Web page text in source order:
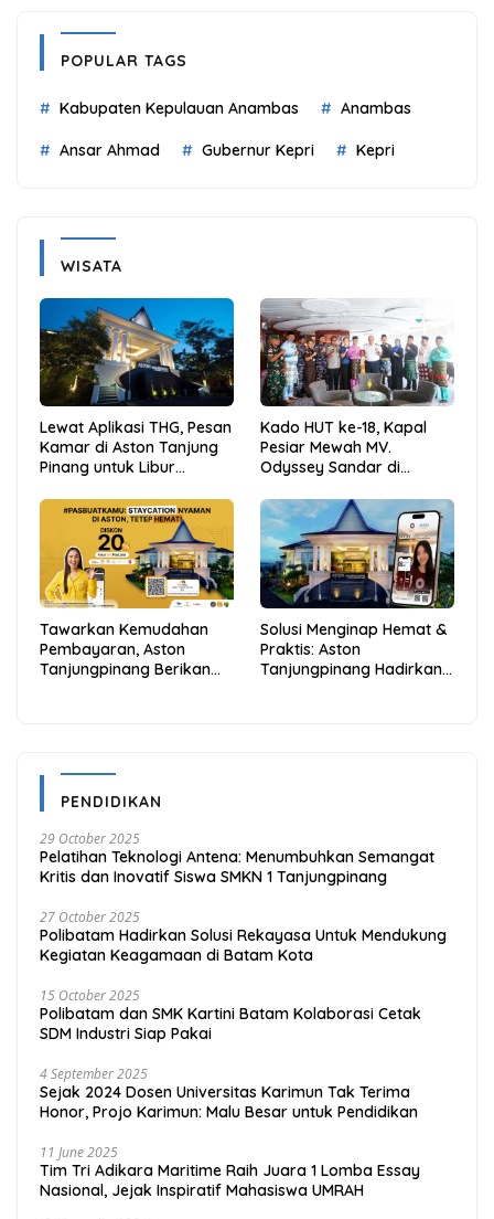
POPULAR TAGS
Kabupaten Kepulauan Anambas Anambas
Ansar Ahmad Gubernur Kepri Kepri
WISATA
Lewat Aplikasi THG, Pesan
Kamar di Aston Tanjung
Pinang untuk Libur
dan Hemat
Kado HUT ke-18, Kapal
Pesiar Mewah MV.
Odyssey Sandar di
Anambas Siap Mendunia
Tawarkan Kemudahan
Pembayaran, Aston
Tanjungpinang Berikan
Solusi Menginap Hemat &
Praktis: Aston
Tanjungpinang Hadirkan
PENDIDIKAN
29 October 2025
Pelatihan Teknologi Antena: Menumbuhkan Semangat
Kritis dan Inovatif Siswa SMKN 1 Tanjungpinang
27 October 2025
Polibatam Hadirkan Solusi Rekayasa Untuk Mendukung
Kegiatan Keagamaan di Batam Kota
15 October 2025
Polibatam dan SMK Kartini Batam Kolaborasi Cetak
SDM Industri Siap Pakai
4 September 2025
Sejak 2024 Dosen Universitas Karimun Tak Terima
Honor, Projo Karimun: Malu Besar untuk Pendidikan
11 June 2025
Tim Tri Adikara Maritime Raih Juara 1 Lomba Essay
Nasional, Jejak Inspiratif Mahasiswa UMRAH